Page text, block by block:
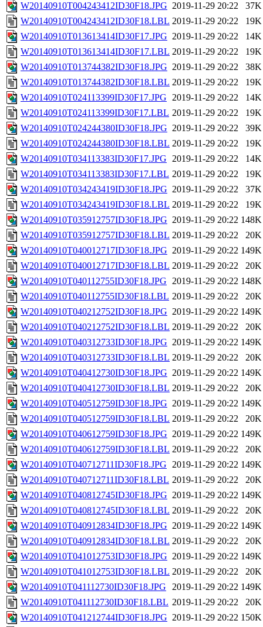
W20140910T004243412ID30F18.JPG 2019-11-29 20:22
37K
W20140910T004243412ID30F18.LBL 2019-11-29 20:22
19K
W20140910T013613414ID30F17.JPG 2019-11-29 20:22
14K
W20140910T013613414ID30F17.LBL 2019-11-29 20:22
19K
W20140910T013744382ID30F18.JPG 2019-11-29 20:22
38K
W20140910T013744382ID30F18.LBL 2019-11-29 20:22
19K
W20140910T024113399ID30F17.JPG 2019-11-29 20:22
14K
W20140910T024113399ID30F17.LBL 2019-11-29 20:22
19K
W20140910T024244380ID30F18.JPG 2019-11-29 20:22
39K
W20140910T024244380ID30F18.LBL 2019-11-29 20:22
19K
W20140910T034113383ID30F17.JPG 2019-11-29 20:22
14K
W20140910T034113383ID30F17.LBL 2019-11-29 20:22
19K
W20140910T034243419ID30F18.JPG 2019-11-29 20:22
37K
W20140910T034243419ID30F18.LBL 2019-11-29 20:22
19K
W20140910T035912757ID30F18.JPG 2019-11-29 20:22 148K
W20140910T035912757ID30F18.LBL 2019-11-29 20:22
20K
W20140910T040012717ID30F18.JPG 2019-11-29 20:22 149K
W20140910T040012717ID30F18.LBL 2019-11-29 20:22
20K
W20140910T040112755ID30F18.JPG 2019-11-29 20:22 148K
W20140910T040112755ID30F18.LBL 2019-11-29 20:22
20K
W20140910T040212752ID30F18.JPG 2019-11-29 20:22 149K
W20140910T040212752ID30F18.LBL 2019-11-29 20:22
20K
W20140910T040312733ID30F18.JPG 2019-11-29 20:22 149K
W20140910T040312733ID30F18.LBL 2019-11-29 20:22
20K
W20140910T040412730ID30F18.JPG 2019-11-29 20:22 149K
W20140910T040412730ID30F18.LBL 2019-11-29 20:22
20K
W20140910T040512759ID30F18.JPG 2019-11-29 20:22 149K
W20140910T040512759ID30F18.LBL 2019-11-29 20:22
20K
W20140910T040612759ID30F18.JPG 2019-11-29 20:22 149K
W20140910T040612759ID30F18.LBL 2019-11-29 20:22
20K
W20140910T040712711ID30F18.JPG 2019-11-29 20:22 149K
W20140910T040712711ID30F18.LBL 2019-11-29 20:22
20K
W20140910T040812745ID30F18.JPG 2019-11-29 20:22 149K
W20140910T040812745ID30F18.LBL 2019-11-29 20:22
20K
W20140910T040912834ID30F18.JPG 2019-11-29 20:22 149K
W20140910T040912834ID30F18.LBL 2019-11-29 20:22
20K
W20140910T041012753ID30F18.JPG 2019-11-29 20:22 149K
W20140910T041012753ID30F18.LBL 2019-11-29 20:22
20K
W20140910T041112730ID30F18.JPG
2019-11-29 20:22 149K
W20140910T041112730ID30F18.LBL 2019-11-29 20:22
20K
W20140910T041212744ID30F18.JPG 2019-11-29 20:22 150K